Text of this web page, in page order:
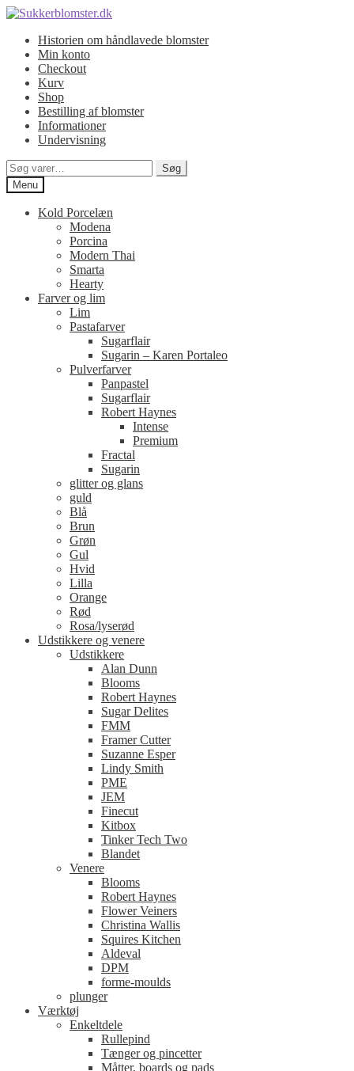
Spring
navigation
Spring
indholdHistorien om håndlavede blomster
Min konto
Checkout
Kurv
Shop
Bestilling af blomster
Informationer
Undervisning
Søg
efter:
Søg
Menu
Kold Porcelæn
Modena
Porcina
Modern Thai
Smarta
Hearty
Farver og lim
Lim
Pastafarver
Sugarflair
Sugarin – Karen Portaleo
Pulverfarver
Panpastel
Sugarflair
Robert Haynes
Intense
Premium
Fractal
Sugarin
glitter og glans
guld
Blå
Brun
Grøn
Gul
Hvid
Lilla
Orange
Rød
Rosa/lyserød
Udstikkere og venere
Udstikkere
Alan Dunn
Blooms
Robert Haynes
Sugar Delites
FMM
Framer Cutter
Suzanne Esper
Lindy Smith
PME
JEM
Finecut
Kitbox
Tinker Tech Two
Blandet
Venere
Blooms
Robert Haynes
Flower Veiners
Christina Wallis
Squires Kitchen
Aldeval
DPM
forme-moulds
plunger
Værktøj
Enkeltdele
Rullepind
Tænger og pincetter
Måtter, boards og pads